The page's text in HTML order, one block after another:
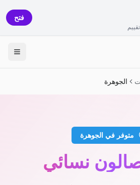
فتح
الجوهرة
متوفر في الجوهرة
نسائي